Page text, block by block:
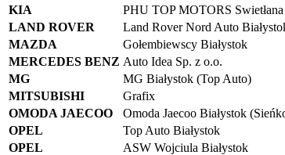
KIA
PHU TOP MOTORS
LAND ROVER
Land Rover Nord Auto
MAZDA
Gołembiewscy Białystok
MERCEDES BENZ Auto Idea Sp. z o.o.
MG
MG Białystok (Top Auto)
MITSUBISHI
Grafix
OMODA JAECOO
Omoda Jaecoo Białystok
OPEL
Top Auto Białystok
OPEL
ASW Wojciula Białystok